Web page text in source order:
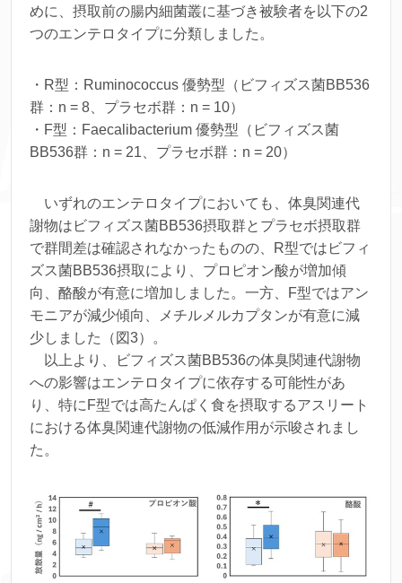
めに、摂取前の腸内細菌叢に基づき被験者を以下の2
つのエンテロタイプに分類しました。
・R型： Ruminococcus 優勢型（ビフィズス菌BB536
群：n = 8、プラセボ群：n = 10）
・F型： Faecalibacterium 優勢型（ビフィズス菌
BB536群：n = 21、プラセボ群：n = 20）
いずれのエンテロタイプにおいても、体臭関連代
謝物はビフィズス菌BB536摂取群とプラセボ摂取群
で群間差は確認されなかったものの、R型ではビフィ
ズス菌BB536摂取により、プロピオン酸が増加傾
向、酪酸が有意に増加しました。一方、F型ではアン
モニアが減少傾向、メチルメルカプタンが有意に減
少しました（図3）。
以上より、ビフィズス菌BB536の体臭関連代謝物
への影響はエンテロタイプに依存する可能性があ
り、特にF型では高たんぱく食を摂取するアスリート
における体臭関連代謝物の低減作用が示唆されまし
た。